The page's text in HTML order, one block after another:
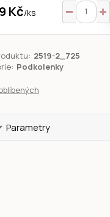
Kč/ks
2519-2_725
Podkolenky
Parametry